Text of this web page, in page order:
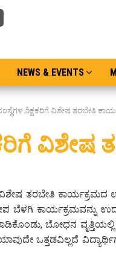
NEWS & EVENTS
ಶಿಕ್ಷಕರಿಗೆ ವಿಶೇಷ ತರಬೇತಿ
ವಿಶೇಷ
ವಿಶೇಷ ತರಬೇತಿ
ಬೆಳಗಿ ಕಾರ್ಯಕ್ರಮವನ್ನು
ಬೋಧನ ವೃತ್ತಿಯಲ್ಲಿ
ಒತ್ತಡವಿಲ್ಲದೆ